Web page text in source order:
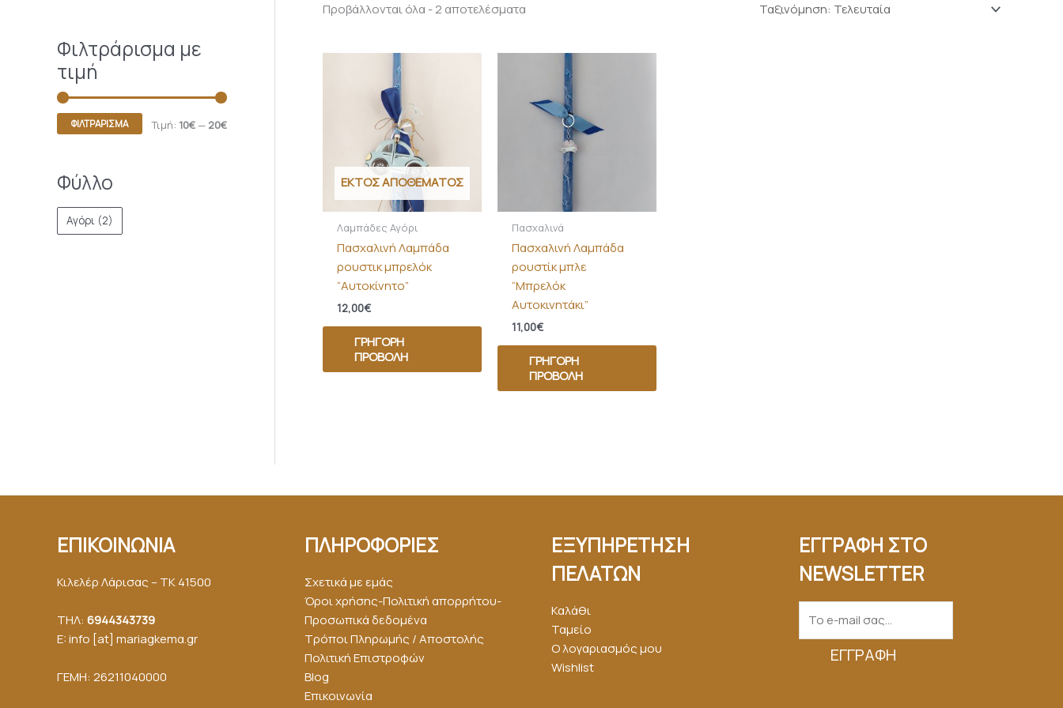
Φιλτράρισμα με
τιμή
ΦΙΛΤΡΆΡΙΣΜΑ Τιμή: 10€— 20€
Φύλλο
Αγόρι (2)
Προβάλλονται όλα - 2 αποτελέσματα
ΕΚΤΌΣ ΑΠΟΘΈΜΑΤΟΣ
Λαμπάδες Αγόρι
Πασχαλινή Λαμπάδα
ρουστικ μπρελόκ
“Αυτοκίνητο”
12,00€
ΓΡΉΓΟΡΗ
ΠΡΟΒΟΛΉ
Πασχαλινά
Πασχαλινή Λαμπάδα
ρουστίκ μπλε
“Μπρελόκ
Αυτοκινητάκι”
11,00€
ΓΡΉΓΟΡΗ
ΠΡΟΒΟΛΉ
ΕΠΙΚΟΙΝΩΝΙΑ
Κιλελέρ Λάρισας – ΤΚ 41500
ΤΗΛ: 6944343739
E: info [at] mariagkemα.gr
ΓΕΜΗ: 26211040000
ΠΛΗΡΟΦΟΡΙΕΣ
Σχετικά με εμάς
Όροι χρήσης-Πολιτική απορρήτου-
Προσωπικά δεδομένα
Τρόποι Πληρωμής / Αποστολής
Πολιτική Επιστροφών
Blog
Επικοινωνία
ΕΞΥΠΗΡΕΤΗΣΗ
ΠΕΛΑΤΩΝ
Καλάθι
Ταμείο
Ο λογαριασμός μου
Wishlist
ΕΓΓΡΑΦΗ ΣΤΟ
NEWSLETTER
ΕΓΓΡΑΦΉ